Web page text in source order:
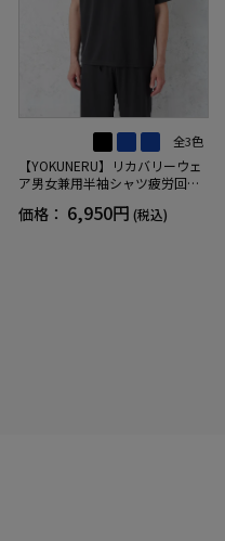
全3色
【YOKUNERU】リカバリーウェ
ア男女兼用半袖シャツ疲労回復
(R)【一般医療機器】SS～LLサイ
価格： 6,950円 (税込)